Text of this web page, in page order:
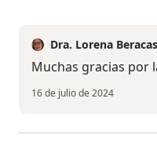
Dra. Lorena
Muchas gracias por
16 de julio de 2024